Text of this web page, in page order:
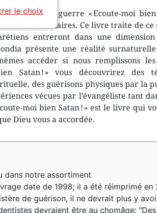
son cri de guerre « Ecoute-moi
extraordinaires. Ce livre traite de
entreront dans une
présente une réalité
accéder si nous remplissons
Satan ! » vous découvrirez des
des guérisons physiques par la
vécues par l’évangéliste tant
moi bien Satan ! » est le livre qui
Dieu vous a accordée.
dans notre assortiment
date de 1998; il a été réimprimé en
de guérison, il ne devrait plus y
devraient être au chomâge:
le choix